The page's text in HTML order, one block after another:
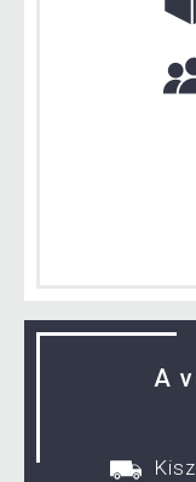
A